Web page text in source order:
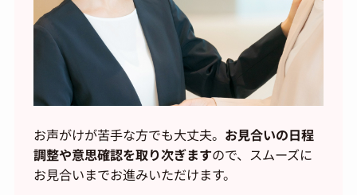
お声がけが苦手な方でも大丈夫。 お見合いの日程
調整や意思確認を取り次ぎますので、スムーズに
お見合いまでお進みいただけます。